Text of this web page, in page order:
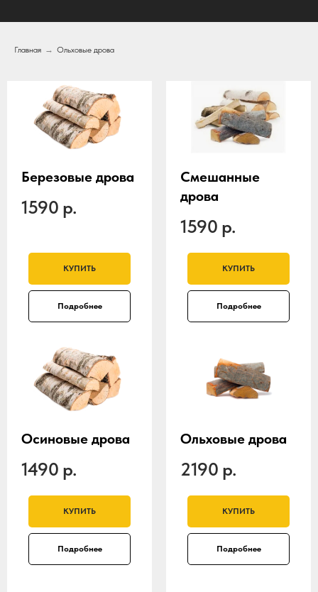
Главная → Ольховые дрова
Березовые дрова
1590 р.
КУПИТЬ
Подробнее
Смешанные
дрова
1590 р.
КУПИТЬ
Подробнее
Осиновые дрова
1490 р.
КУПИТЬ
Подробнее
Ольховые дрова
2190 р.
КУПИТЬ
Подробнее